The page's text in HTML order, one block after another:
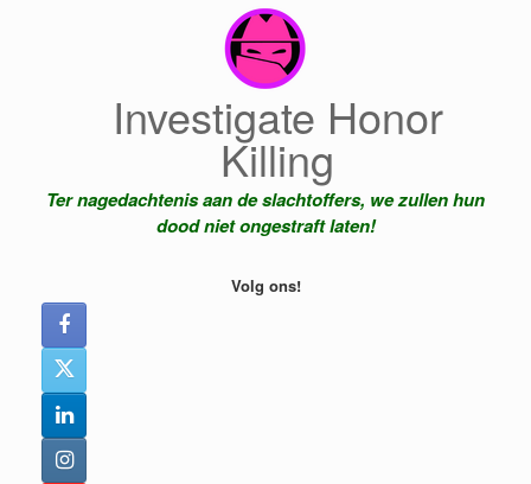
Investigate Honor
Killing
Ter nagedachtenis aan de slachtoffers, we zullen hun
dood niet ongestraft laten!
Volg ons!